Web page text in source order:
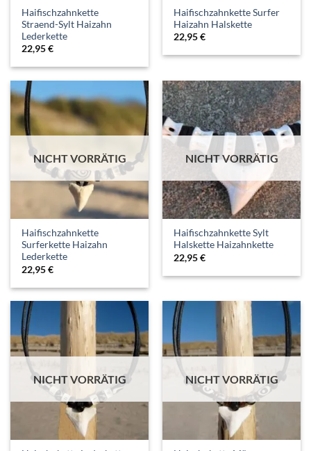
Haifischzahnkette
Straend-Sylt Haizahn
Lederkette
22,95€
Haifischzahnkette Surfer
Haizahn Halskette
22,95€
NICHT VORRÄTIG
Haifischzahnkette
Surferkette Haizahn
Lederkette
22,95€
NICHT VORRÄTIG
Haifischzahnkette Sylt
Halskette Haizahnkette
22,95€
NICHT VORRÄTIG NICHT VORRÄTIG